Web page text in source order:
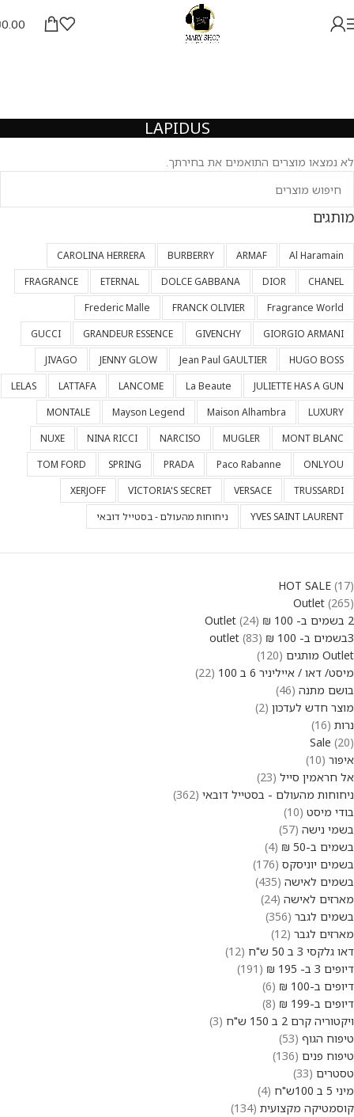
0.00
LAPIDUS
לא נמצאו מוצרים התואמים את בחירתך.
מותגים
Al Haramain
ARMAF
BURBERRY
CAROLINA HERRERA
CHANEL
DIOR
DOLCE GABBANA
ETERNAL
FRAGRANCE
Fragrance World
FRANCK OLIVIER
Frederic Malle
GIORGIO ARMANI
GIVENCHY
GRANDEUR ESSENCE
GUCCI
HUGO BOSS
Jean Paul GAULTIER
JENNY GLOW
JIVAGO
JULIETTE HAS A GUN
La Beaute
LANCOME
LATTAFA
LELAS
LUXURY
Maison Alhambra
Mayson Legend
MONTALE
MONT BLANC
MUGLER
NARCISO
NINA RICCI
NUXE
ONLYOU
Paco Rabanne
PRADA
SPRING
TOM FORD
TRUSSARDI
VERSACE
VICTORIA'S SECRET
XERJOFF
YVES SAINT LAURENT
ניחוחות מהעולם - בסטייל דובאי
HOT SALE 17
Outlet 265
2 בשמים ב- 100 ₪ Outlet
24
3בשמים ב- 100 ₪ outlet
83
Outlet מותגים
120
מיסט/ דאו / אייליניר 6 ב 100
22
בושם מתנה 46
מוצר חדש לעדכון 2
נרות 16
Sale 20
איפור 10
אל חראמין סייל 23
ניחוחות מהעולם - בסטייל דובאי 362
בודי מיסט 10
בשמי נישה 57
בשמים ב-50 ₪
4
בשמים יוניסקס 176
בשמים לאישה 435
מארזים לאישה 24
בשמים לגבר 356
מארזים לגבר 12
דאו גלקסי 3 ב 50 ש"ח
12
דיופים 3 ב- 195 ₪
191
דיופים ב-100 ₪
6
דיופים ב-199 ₪
8
ויקטוריה קרם 2 ב 150 ש"ח
3
טיפוח הגוף 53
טיפוח פנים 136
טסטרים 33
מיני 5 ב 100ש"ח
4
קוסמטיקה מקצועית 134